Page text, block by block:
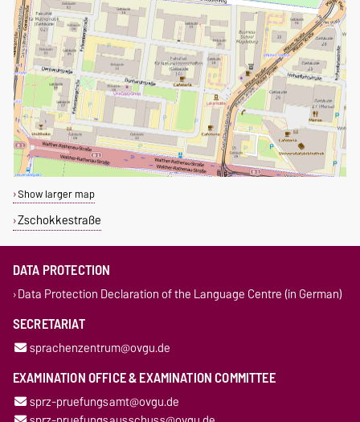
Show larger map
Zschokkestraße
DATA PROTECTION
Data Protection Declaration of the Language Centre (in German)
SECRETARIAT
sprachenzentrum@ovgu.de
EXAMINATION OFFICE & EXAMINATION COMMITTEE
sprz-pruefungsamt@ovgu.de